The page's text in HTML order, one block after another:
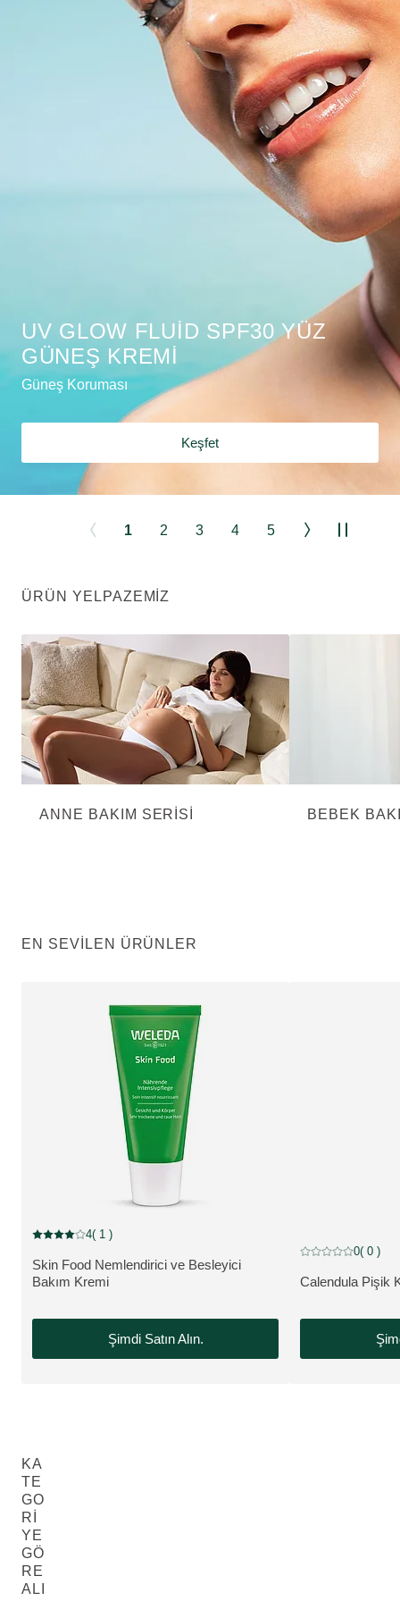
UV GLOW FLUID SPF30 YÜZ
GÜNEŞ KREMI
Güneş Koruması
Keşfet
1 2 3 4 5
ÜRÜN YELPAZEMIZ
ANNE BAKIM SERISI BEBEK
EN SEVILEN ÜRÜNLER
ÜRÜNÜ GÖRÜNTÜLE:
Skin Food Nemlendirici ve Besleyici
Bakım Kremi
Mevcut puan: 5 üzerinden 4 yıldız 1 müşteri tarafından değerlendirildi
4( 1 )
Şimdi Satın Alın.
ÜRÜNÜ
Calendula Pişik
Mevcut puan: 5
0( 0 )
KA
TE
GO
Rİ
YE
GÖ
RE
ALI